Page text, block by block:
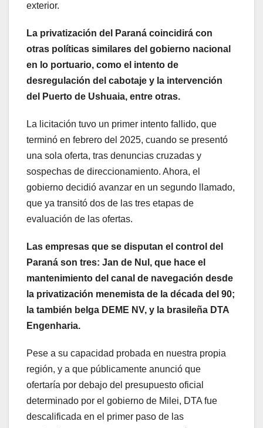
exterior.
La privatización del Paraná coincidirá con
otras políticas similares del gobierno nacional
en lo portuario, como el intento de
desregulación del cabotaje y la intervención
del Puerto de Ushuaia, entre otras.
La licitación tuvo un primer intento fallido, que
terminó en febrero del 2025, cuando se presentó
una sola oferta, tras denuncias cruzadas y
sospechas de direccionamiento. Ahora, el
gobierno decidió avanzar en un segundo llamado,
que ya transitó dos de las tres etapas de
evaluación de las ofertas.
Las empresas que se disputan el control del
Paraná son tres: Jan de Nul, que hace el
mantenimiento del canal de navegación desde
la privatización menemista de la década del 90;
la también belga DEME NV, y la brasileña DTA
Engenharia.
Pese a su capacidad probada en nuestra propia
región, y a que públicamente anunció que
ofertaría por debajo del presupuesto oficial
determinado por el gobierno de Milei, DTA fue
descalificada en el primer paso de las